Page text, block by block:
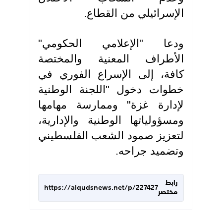
الإسرائيلي من القطاع.
ودعا "الإعلامي الحكومي"
الأطراف المعنية والمختصة
كافة، إلى الإسراع الفوري في
خطوات دخول "اللجنة الوطنية
لإدارة غزة" وممارسة مهامها
ومسؤولياتها الوطنية والإدارية،
لتعزيز صمود الشعب الفلسطيني
وتضميد جراحه.
رابط
مختصر
https://alqudsnews.net/p/227427